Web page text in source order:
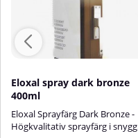
Eloxal spray dark bronze
400ml
Eloxal Sprayfärg Dark Bronze -
Högkvalitativ sprayfärg i snygg